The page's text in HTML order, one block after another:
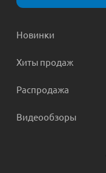
Новинки
Хиты продаж
Распродажа
Видеообзоры